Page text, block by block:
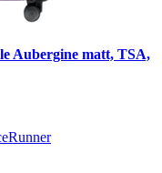
Aubergine matt, TSA,